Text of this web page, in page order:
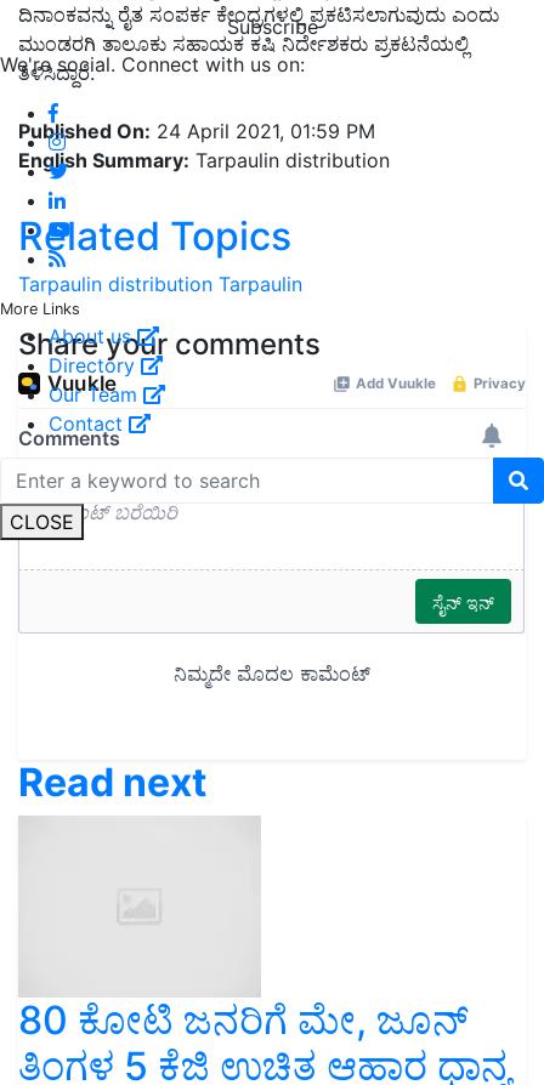
Subscribe
We're social. Connect with us on:
More Links
About us
Directory
Our Team
Contact
CLOSE
ದಿನಾಂಕವನ್ನು ರೈತ ಸಂಪರ್ಕ ಕೇಂದ್ರಗಳಲ್ಲಿ ಪ್ರಕಟಿಸಲಾಗುವುದು ಎಂದು
ಮುಂಡರಗಿ ತಾಲೂಕು ಸಹಾಯಕ ಕಷಿ ನಿರ್ದೇಶಕರು ಪ್ರಕಟನೆಯಲ್ಲಿ
ತಿಳಿಸಿದ್ದಾರೆ.
Published On: 24 April 2021, 01:59 PM
English Summary: Tarpaulin distribution
Related Topics
Tarpaulin distribution Tarpaulin
Share your comments
Read next
80 ಕೋಟಿ ಜನರಿಗೆ ಮೇ, ಜೂನ್
ತಿಂಗಳ 5 ಕೆಜಿ ಉಚಿತ ಆಹಾರ ಧಾನ್ಯ